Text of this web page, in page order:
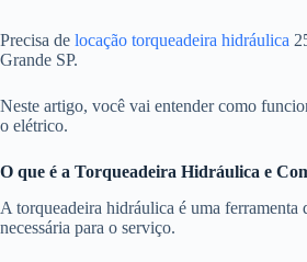
Precisa de locação torqueadeira hidráulica
Grande SP.
Neste artigo, você vai entender como
o elétrico.
O que é a Torqueadeira Hidráulica e
A torqueadeira hidráulica é uma ferramenta
necessária para o serviço.